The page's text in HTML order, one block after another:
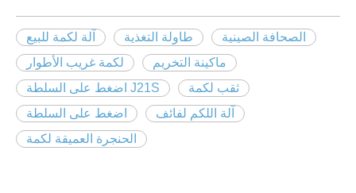
آلة لكمة للبيع طاولة التغذية
الصحافة الصينية
لكمة غريب الأطوار
ماكينة التخريم
J21S اضغط على السلطة
ثقب لكمة
اضغط على السلطة
آلة اللكم لفائف
الحنجرة العميقة لكمة